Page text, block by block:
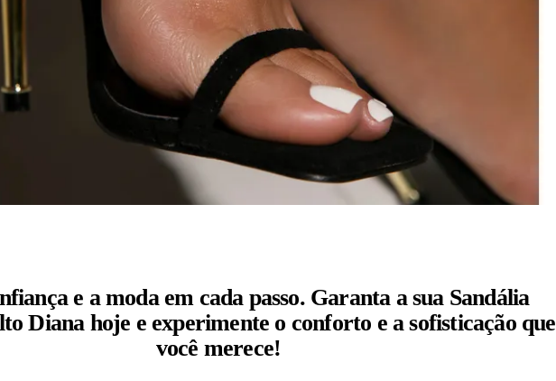
e a moda em cada passo. Garanta a sua Sandália
Diana hoje e experimente o conforto e a sofisticação que
você merece!